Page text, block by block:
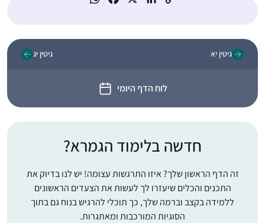
גיטין יא
לוח הדף היומי
גיטין יג
חדשה בלימוד הגמרא?
זה הדף הראשון שלך? איזו התרגשות עצומה! יש לנו בדיוק את
התכנים והכלים שיעזרו לך לעשות את הצעדים הראשונים
ללמידה בקצב וברמה שלך, כך תוכלי להרגיש בנוח גם בתוך
הסוגיות המורכבות ומאתגרות.